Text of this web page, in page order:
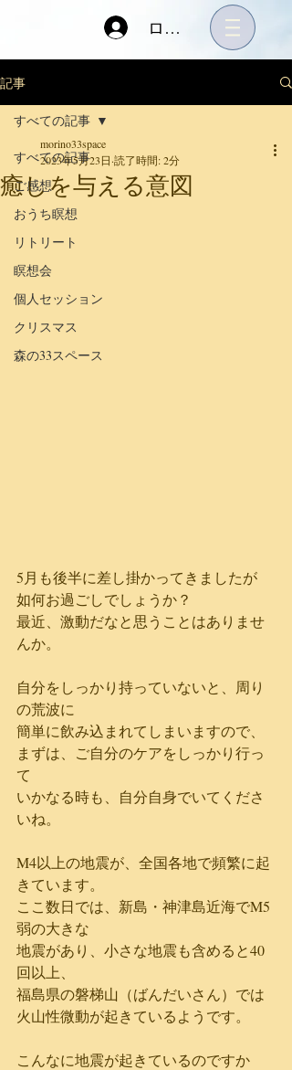
ログイン
記事
すべての記事
ご感想
おうち瞑想
リトリート
瞑想会
個人セッション
クリスマス
森の33スペース
すべての記事
癒しを与える意図
morino33space
2023年5月23日 読了時間: 2分
5月も後半に差し掛かってきましたが
如何お過ごしでしょうか？
最近、激動だなと思うことはありませ
んか。
自分をしっかり持っていないと、周り
の荒波に
簡単に飲み込まれてしまいますので、
まずは、ご自分のケアをしっかり行っ
て
いかなる時も、自分自身でいてくださ
いね。
M4以上の地震が、全国各地で頻繁に起
きています。
ここ数日では、新島・神津島近海でM5
弱の大きな
地震があり、小さな地震も含めると40
回以上、
福島県の磐梯山（ばんだいさん）では
火山性微動が起きているようです。
こんなに地震が起きているのですか